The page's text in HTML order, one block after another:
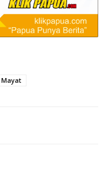
Mayat